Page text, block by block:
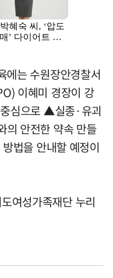
는 수원장안경찰서
이혜미 경장이 강
심으로 ▲실종·유괴
안전한 약속 만들
법을 안내할 예정이
여성가족재단 누리